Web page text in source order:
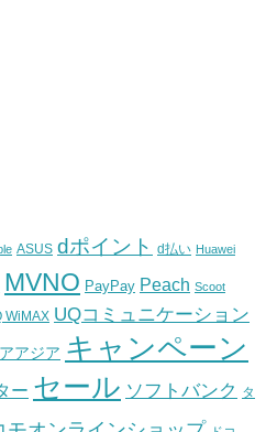
ASUS dポイント d払い Huawei
MVNO PayPay Peach Scoot
WiMAX UQコミュニケーション
アジア キャンペーン
ー セール ソフトバンク タ